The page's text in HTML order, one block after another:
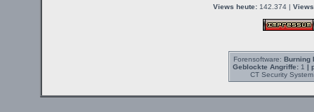
Views heute: 142.374 |
Forensoftware: Burning
Geblockte Angriffe:1 |
CT Security